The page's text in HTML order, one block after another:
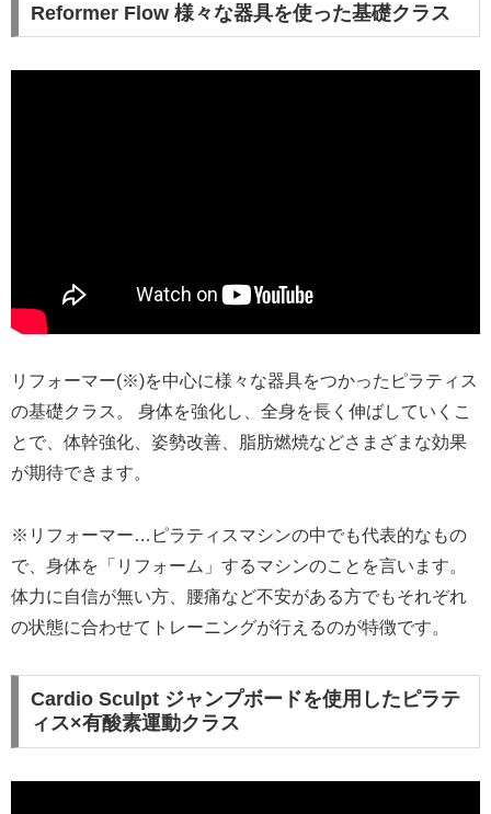
Reformer Flow 様々な器具を使った基礎クラス
リフォーマー(※)を中心に様々な器具をつかったピラティス
の基礎クラス。 身体を強化し、全身を長く伸ばしていくこ
とで、体幹強化、姿勢改善、脂肪燃焼などさまざまな効果
が期待できます。
※リフォーマー…ピラティスマシンの中でも代表的なもの
で、身体を「リフォーム」するマシンのことを言います。
体力に自信が無い方、腰痛など不安がある方でもそれぞれ
の状態に合わせてトレーニングが行えるのが特徴です。
Cardio Sculpt ジャンプボードを使用したピラテ
ィス×有酸素運動クラス